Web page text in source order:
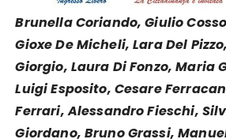
Brunella Coriando, Giulio
Gioxe De Micheli, Lara Del
Giorgio, Laura Di Fonzo, Maria
Luigi Esposito, Cesare
Ferrari, Alessandro Fieschi,
Giordano, Bruno Grassi,